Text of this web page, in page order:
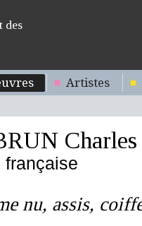
des
Artistes
Charles
française
nu, assis,